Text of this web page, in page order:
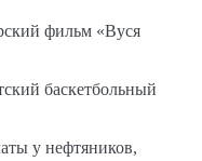
фильм «Вуся
баскетбольный
у нефтяников,